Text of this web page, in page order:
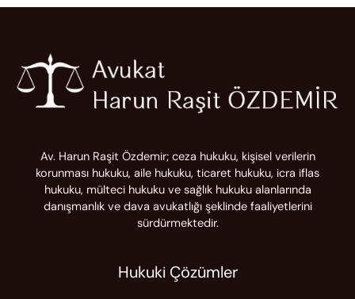
Av. Harun Raşit Özdemir; ceza hukuku, kişisel verilerin
korunması hukuku, aile hukuku, ticaret hukuku, icra iflas
hukuku, mülteci hukuku ve sağlık hukuku alanlarında
danışmanlık ve dava avukatlığı şeklinde faaliyetlerini
sürdürmektedir.
Hukuki Çözümler